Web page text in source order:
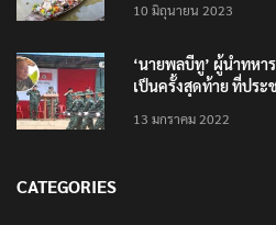
10 มิถุนายน 2023
‘นายพลบีทู’ ผู้นำทหา
เป็นครั้งสุดท้าย ที่ปร
13 มกราคม 2022
CATEGORIES